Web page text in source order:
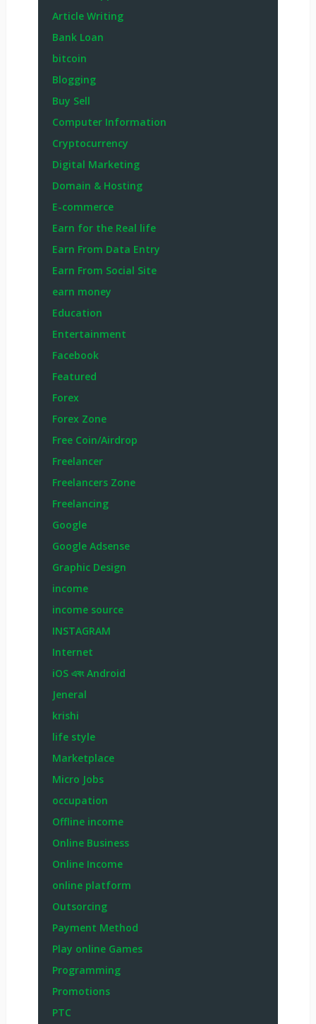
Article Writing
Bank Loan
bitcoin
Blogging
Buy Sell
Computer Information
Cryptocurrency
Digital Marketing
Domain & Hosting
E-commerce
Earn for the Real life
Earn From Data Entry
Earn From Social Site
earn money
Education
Entertainment
Facebook
Featured
Forex
Forex Zone
Free Coin/Airdrop
Freelancer
Freelancers Zone
Freelancing
Google
Google Adsense
Graphic Design
income
income source
INSTAGRAM
Internet
iOS এবং Android
Jeneral
krishi
life style
Marketplace
Micro Jobs
occupation
Offline income
Online Business
Online Income
online platform
Outsorcing
Payment Method
Play online Games
Programming
Promotions
PTC